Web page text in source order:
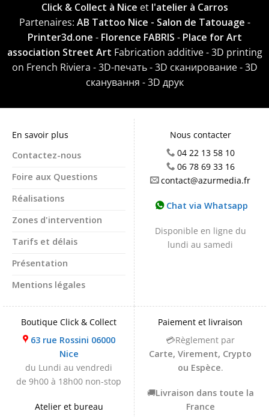
Click & Collect à Nice et l'atelier à Carros
Partenaires: AB Tattoo Nice - Salon de Tatouage -
Printer3d.one - Florence FABRIS - Place for Art
association Street Art Fabrication additive - 3D printing
on French Riviera - 3D-печать - 3D сканирование - 3D
сканування - 3D друк
En savoir plus
Contactez-nous
Foire aux Questions
Réalisations
Zones d'intervention
Tarifs et délais
Présentation
Mentions légales
Nous contacter
04 22 13 58 10
06 78 69 33 16
contact@azurmedia.fr
Chat via Whatsapp
Disponible en ligne du
lundi au samedi
Boutique Click & Collect
63 rue Rossini 06000
Nice
du Lundi au vendredi
de 9h00 à 18h00 non-stop
Atelier et bureau
Paiement et livraison
💳Règlement par
Carte, Virement, Crypto
ou Espèce.
🚚Livraison dans toute la
France